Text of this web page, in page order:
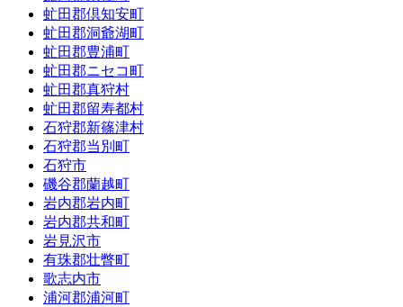
虻田郡倶知安町
虻田郡洞爺湖町
虻田郡豊浦町
虻田郡ニセコ町
虻田郡真狩村
虻田郡留寿都村
石狩郡新篠津村
石狩郡当別町
石狩市
磯谷郡蘭越町
岩内郡岩内町
岩内郡共和町
岩見沢市
有珠郡壮瞥町
歌志内市
浦河郡浦河町